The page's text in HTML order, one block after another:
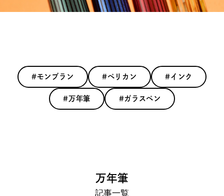
#モンブラン #ペリカン #インク
#万年筆 #ガラスペン
万年筆
記事一覧